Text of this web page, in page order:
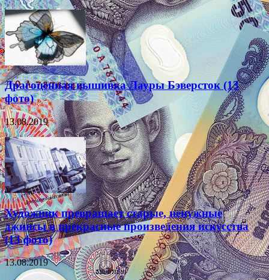
Драгоценная вышивка Лауры Бэверсток (13
фото)
13.08.2019
Художник превращает старые, ненужные
джинсы в прекрасные произведения искусства
(13 фото)
13.08.2019